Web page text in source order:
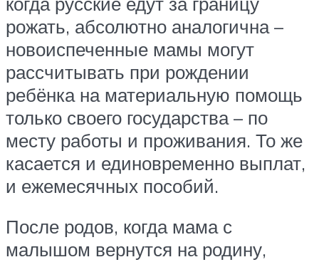
рожать, абсолютно аналогична –
новоиспеченные мамы могут
рассчитывать при рождении
ребёнка на материальную помощь
только своего государства – по
месту работы и проживания. То же
касается и единовременно выплат,
и ежемесячных пособий.
После родов, когда мама с
малышом вернутся на родину,